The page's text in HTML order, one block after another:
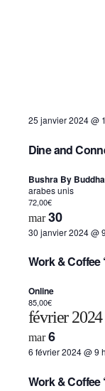
25 janvier 2024 @
Dine and
Bushra By Buddha
arabes unis
72,00€
mar30
30 janvier 2024 @
Work & Coffee
Online
85,00€
février 2024
mar6
6 février 2024 @ 9
Work & Coffee